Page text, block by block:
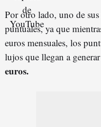
Por otro lado, uno de
puntuales, ya que
euros mensuales, los
lujos que llegan a
euros.